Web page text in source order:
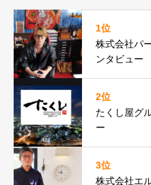
1位
株式会社パ
ンタビュー
2位
たくし屋グ
ー
3位
株式会社エ